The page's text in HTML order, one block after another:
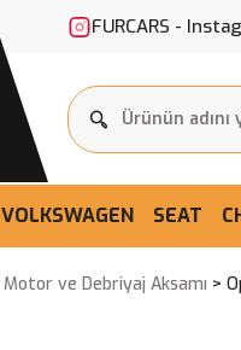
FURCARS -
VOLKSWAGEN SEAT
Motor ve Debriyaj Aksamı